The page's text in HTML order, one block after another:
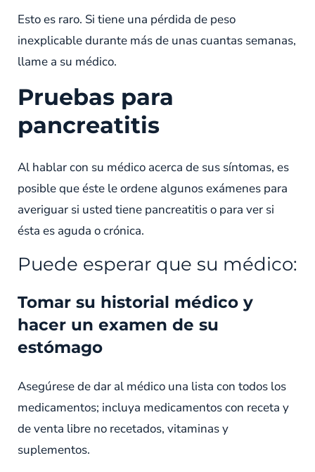
Esto es raro. Si tiene una pérdida de peso
inexplicable durante más de unas cuantas semanas,
llame a su médico.
Pruebas para
pancreatitis
Al hablar con su médico acerca de sus síntomas, es
posible que éste le ordene algunos exámenes para
averiguar si usted tiene pancreatitis o para ver si
ésta es aguda o crónica.
Puede esperar que su médico:
Tomar su historial médico y
hacer un examen de su
estómago
Asegúrese de dar al médico una lista con todos los
medicamentos; incluya medicamentos con receta y
de venta libre no recetados, vitaminas y
suplementos.